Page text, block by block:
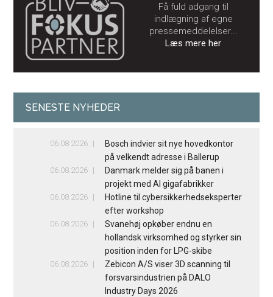
Få fuld adgang til
indlægning af egne
pressemeddelelser...
Læs mere her
SENESTE NYHEDER
06.08.2026
Bosch indvier sit nye hovedkontor
på velkendt adresse i Ballerup
06.08.2026
Danmark melder sig på banen i
projekt med AI gigafabrikker
06.08.2026
Hotline til cybersikkerhedseksperter
efter workshop
06.08.2026
Svanehøj opkøber endnu en
hollandsk virksomhed og styrker sin
position inden for LPG-skibe
06.08.2026
Zebicon A/S viser 3D scanning til
forsvarsindustrien på DALO
Industry Days 2026